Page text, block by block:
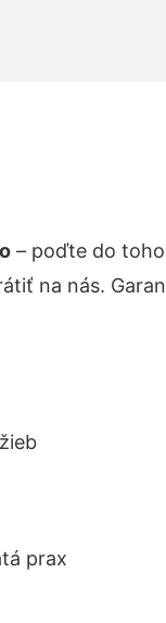
– poďte do toho
na nás.
prax